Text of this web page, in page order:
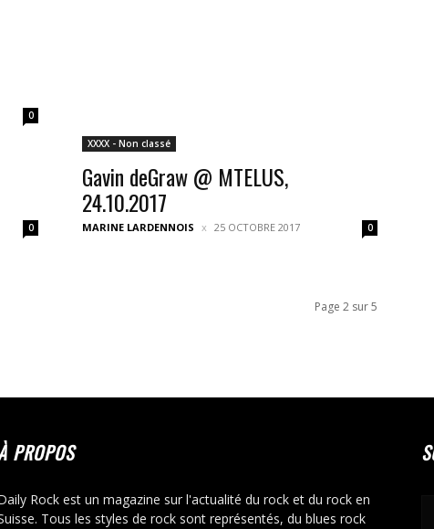
0
0
XXXX - Non classé
Gavin deGraw @ MTELUS,
24.10.2017
MARINE LARDENNOIS 25 OCTOBRE 2017 0
Page 2 sur 5
PROPOS
Rock est un magazine sur l'actualité du rock et du rock en
Tous les styles de rock sont représentés, du blues rock